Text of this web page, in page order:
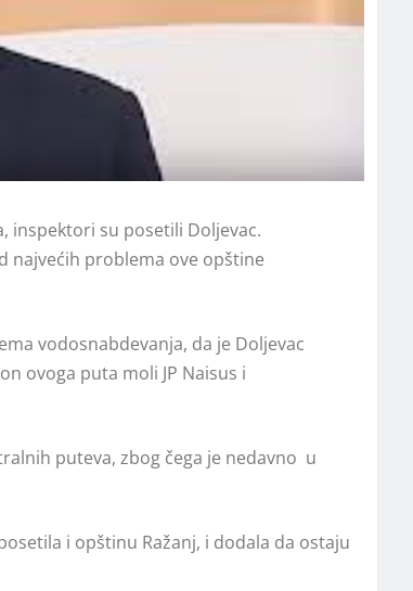
inspektori su posetili Doljevac.
najvećih problema ove opštine
vodosnabdevanja, da je Doljevac
ovoga puta moli JP Naisus i
puteva, zbog čega je nedavno u
i opštinu Ražanj, i dodala da ostaju